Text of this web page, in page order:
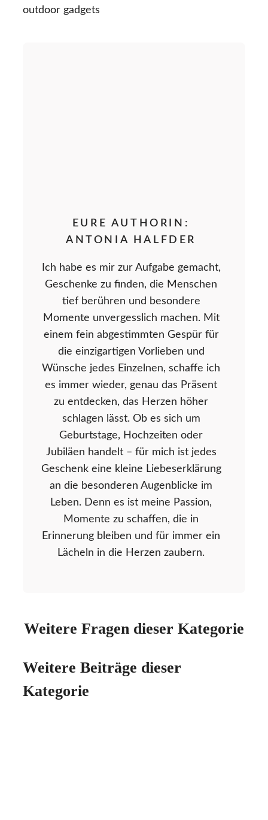
outdoor gadgets
EURE AUTHORIN:
ANTONIA HALFDER
Ich habe es mir zur Aufgabe gemacht,
Geschenke zu finden, die Menschen
tief berühren und besondere
Momente unvergesslich machen. Mit
einem fein abgestimmten Gespür für
die einzigartigen Vorlieben und
Wünsche jedes Einzelnen, schaffe ich
es immer wieder, genau das Präsent
zu entdecken, das Herzen höher
schlagen lässt. Ob es sich um
Geburtstage, Hochzeiten oder
Jubiläen handelt – für mich ist jedes
Geschenk eine kleine Liebeserklärung
an die besonderen Augenblicke im
Leben. Denn es ist meine Passion,
Momente zu schaffen, die in
Erinnerung bleiben und für immer ein
Lächeln in die Herzen zaubern.
Weitere Fragen dieser Kategorie
Weitere Beiträge dieser
Kategorie